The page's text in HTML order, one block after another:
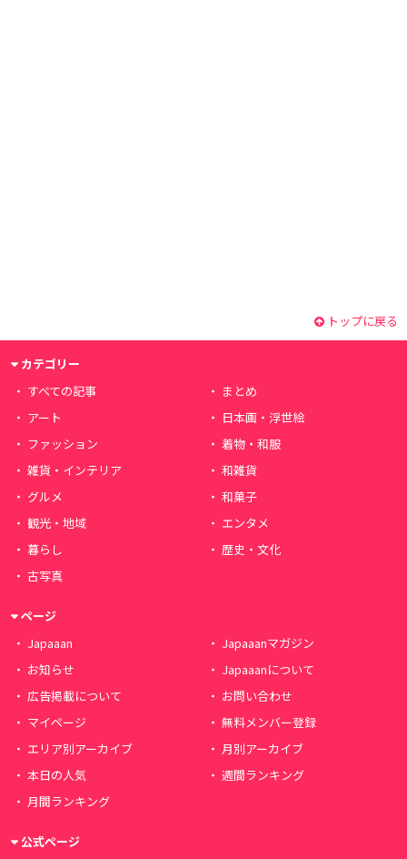
トップに戻る
カテゴリー
すべての記事
まとめ
アート
日本画・浮世絵
ファッション
着物・和服
雑貨・インテリア
和雑貨
グルメ
和菓子
観光・地域
エンタメ
暮らし
歴史・文化
古写真
ページ
Japaaan
Japaaanマガジン
お知らせ
Japaaanについて
広告掲載について
お問い合わせ
マイページ
無料メンバー登録
エリア別アーカイブ
月別アーカイブ
本日の人気
週間ランキング
月間ランキング
公式ページ